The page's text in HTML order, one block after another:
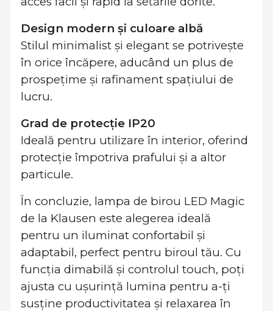
Design modern și culoare albă
Stilul minimalist și elegant se potrivește
în orice încăpere, aducând un plus de
prospețime și rafinament spațiului de
lucru.
Grad de protecție IP20
Ideală pentru utilizare în interior, oferind
protecție împotriva prafului și a altor
particule.
În concluzie, lampa de birou LED Magic
de la Klausen este alegerea ideală
pentru un iluminat confortabil și
adaptabil, perfect pentru biroul tău. Cu
funcția dimabilă și controlul touch, poți
ajusta cu ușurință lumina pentru a-ți
susține productivitatea și relaxarea în